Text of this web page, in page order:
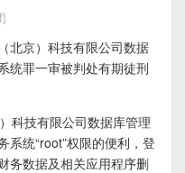
北京）科技有限公司数据
统罪一审被判处有期徒刑
科技有限公司数据库管理
系统“root”权限的便利，登
务数据及相关应用程序删